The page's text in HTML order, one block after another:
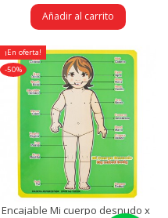
Añadir al carrito
¡En oferta!
-50%
Encajable Mi cuerpo desnudo x